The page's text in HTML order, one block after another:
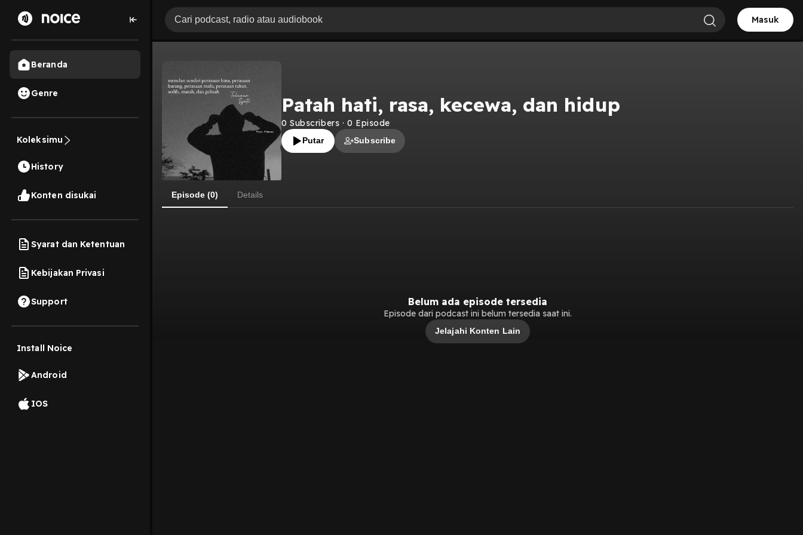
Beranda
Genre
Koleksimu
History
Konten disukai
Syarat dan Ketentuan
Kebijakan Privasi
Support
Install Noice
Android
IOS
Masuk
Patah hati, rasa, kecewa, dan hidup
0 Subscribers · 0 Episode
Putar Subscribe
Episode (0) Details
Belum ada episode tersedia
Episode dari podcast ini belum tersedia saat ini.
Jelajahi Konten Lain